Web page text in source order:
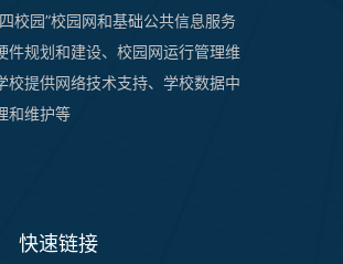
校园”校园网和基础公共信息服务
件规划和建设、校园网运行管理维
校提供网络技术支持、学校数据中
和维护等
快速链接